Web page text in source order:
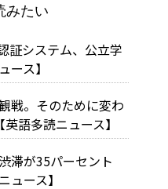
みたい
証システム、公立学
ース】
戦。そのために変わ
語多読ニュース】
滞が35パーセント
ュース】